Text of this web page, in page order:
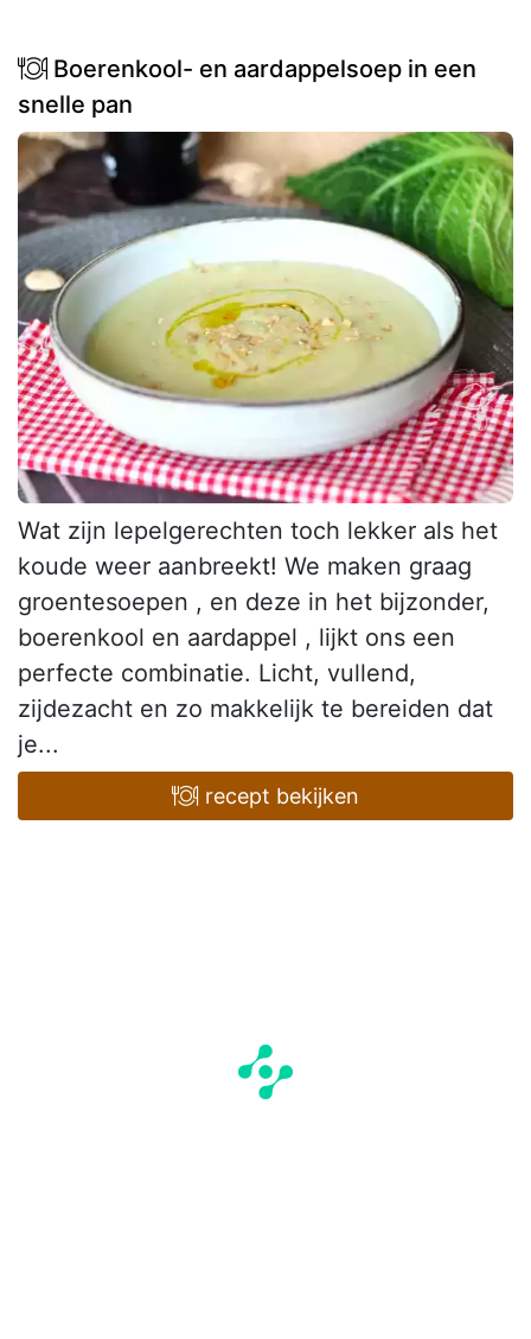
Boerenkool- en aardappelsoep in een
snelle pan
Wat zijn lepelgerechten toch lekker als het
koude weer aanbreekt! We maken graag
groentesoepen , en deze in het bijzonder,
boerenkool en aardappel , lijkt ons een
perfecte combinatie. Licht, vullend,
zijdezacht en zo makkelijk te bereiden dat
je...
recept bekijken